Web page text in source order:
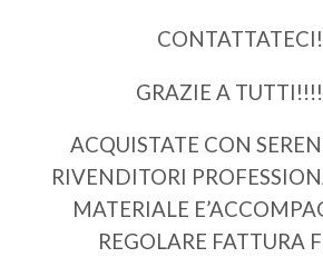
GRAZIE A
ACQUISTATE CON
RIVENDITORI
MATERIALE
REGOLARE FATTURA